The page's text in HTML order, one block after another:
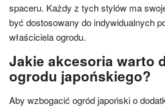
spaceru. Każdy z tych stylów ma
być dostosowany do indywidualnych
właściciela ogrodu.
Jakie akcesoria warto
ogrodu japońskiego?
Aby wzbogacić ogród japoński o